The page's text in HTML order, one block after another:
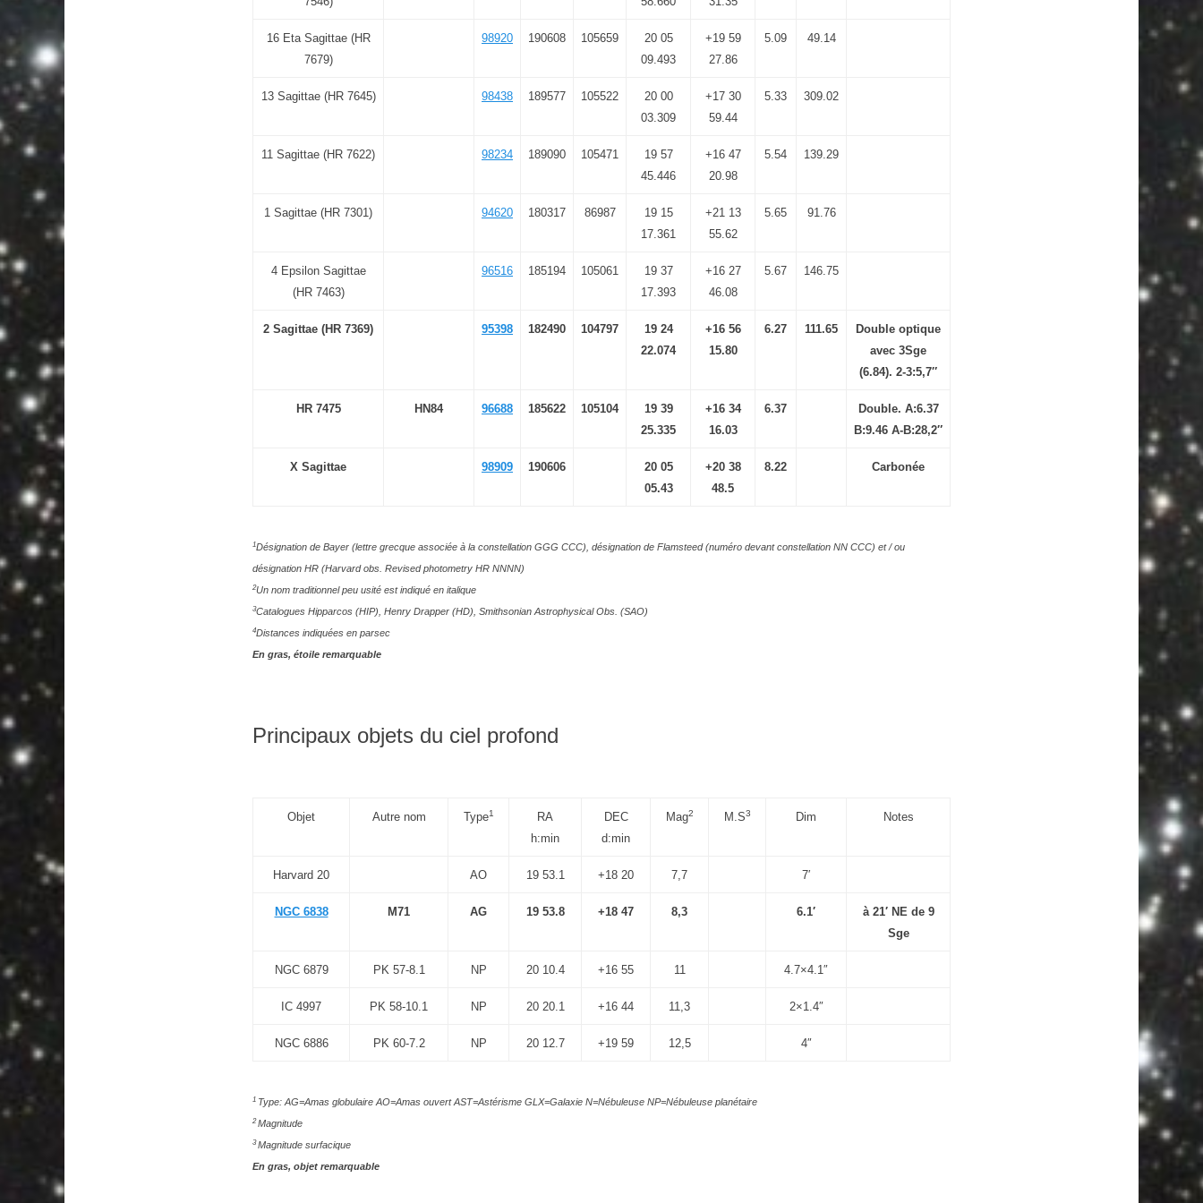
16 Eta Sagittae (HR
7679)
98920 190608 105659
20 05
09.493
+19 59
27.86
5.09 49.14
13 Sagittae (HR 7645) 98438 189577 105522
20 00
03.309
+17 30
59.44
5.33 309.02
11 Sagittae (HR 7622) 98234 189090 105471
19 57
45.446
+16 47
20.98
5.54 139.29
1 Sagittae (HR 7301) 94620 180317 86987
19 15
17.361
+21 13
55.62
5.65 91.76
4 Epsilon Sagittae
(HR 7463)
96516 185194 105061
19 37
17.393
+16 27
46.08
5.67 146.75
2 Sagittae (HR 7369) 95398 182490 104797
19 24
22.074
+16 56
15.80
6.27 111.65
Double optique
avec 3Sge
(6.84). 2-3:5,7″
HR 7475 HN84 96688 185622 105104
19 39
25.335
+16 34
16.03
6.37
Double. A:6.37
B:9.46 A-B:28,2″
X Sagittae 98909 190606
20 05
05.43
+20 38
48.5
8.22 Carbonée
1Désignation de Bayer (lettre grecque associée à la constellation GGG CCC), désignation de Flamsteed (numéro devant constellation NN CCC) et / ou
désignation HR (Harvard obs. Revised photometry HR NNNN)
2Un nom traditionnel peu usité est indiqué en italique
3Catalogues Hipparcos (HIP), Henry Drapper (HD), Smithsonian Astrophysical Obs. (SAO)
4Distances indiquées en parsec
En gras, étoile remarquable
Principaux objets du ciel profond
Objet Autre nom Type1
RA
h:min
DEC
d:min
Mag2 M.S3 Dim Notes
Harvard 20 AO 19 53.1 +18 20 7,7 7′
NGC 6838 M71 AG 19 53.8 +18 47 8,3 6.1′
à 21′ NE de 9
Sge
NGC 6879 PK 57-8.1 NP 20 10.4 +16 55 11 4.7×4.1″
IC 4997 PK 58-10.1 NP 20 20.1 +16 44 11,3 2×1.4″
NGC 6886 PK 60-7.2 NP 20 12.7 +19 59 12,5 4″
1 Type: AG=Amas globulaire AO=Amas ouvert AST=Astérisme GLX=Galaxie N=Nébuleuse NP=Nébuleuse planétaire
2Magnitude
3Magnitude surfacique
En gras, objet remarquable